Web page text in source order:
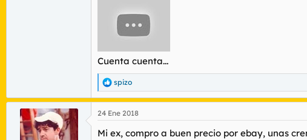
Cuenta cuenta...
R
e
a
c
i
spizo
24 Ene 2018
Mi ex, compro a buen precio por ebay, unas